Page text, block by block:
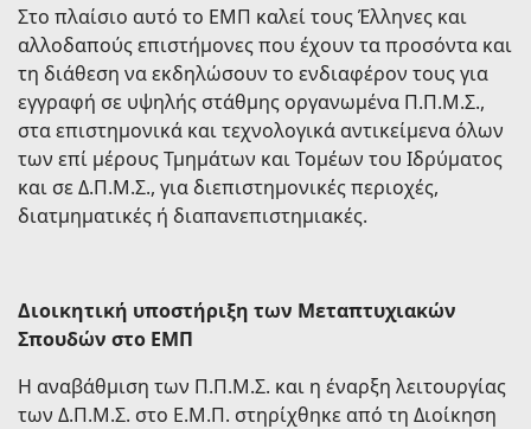
Στο πλαίσιο αυτό το ΕΜΠ καλεί τους Έλληνες και
αλλοδαπούς επιστήμονες που έχουν τα προσόντα και
τη διάθεση να εκδηλώσουν το ενδιαφέρον τους για
εγγραφή σε υψηλής στάθμης oργανωμένα Π.Π.Μ.Σ.,
στα επιστημονικά και τεχνολογικά αντικείμενα όλων
των επί μέρους Τμημάτων και Τομέων του Ιδρύματος
και σε Δ.Π.Μ.Σ., για διεπιστημονικές περιοχές,
διατμηματικές ή διαπανεπιστημιακές.
Διοικητική υποστήριξη των Μεταπτυχιακών
Σπουδών στο ΕΜΠ
Η αναβάθμιση των Π.Π.Μ.Σ. και η έναρξη λειτουργίας
των Δ.Π.Μ.Σ. στο Ε.Μ.Π. στηρίχθηκε από τη Διοίκηση